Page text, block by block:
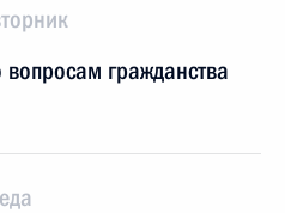
гражданства